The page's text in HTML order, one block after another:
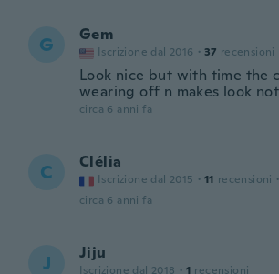
G Gem
Iscrizione dal 2016 · 37 recensioni
Look nice but with time the
wearing off n makes look
circa 6 anni fa
C Clélia
Iscrizione dal 2015 · 11 recensioni ·
circa 6 anni fa
J Jiju
Iscrizione dal 2018 · 1 recensioni